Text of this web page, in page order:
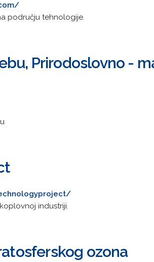
području tehnologije.
Prirodoslovno -
industriji.
ozona